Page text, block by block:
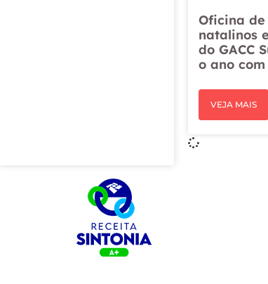
Oficina
natalinos
do GACC
o ano
VEJA MAIS